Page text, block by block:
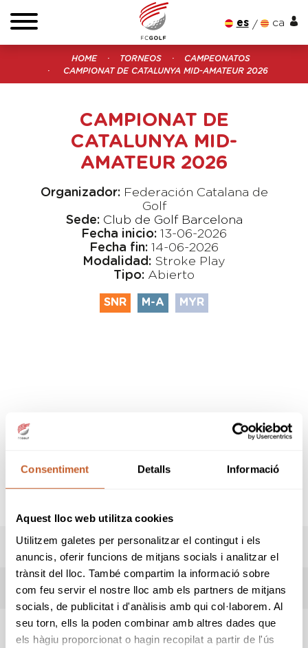
Consentiment Detalls Informació
Aquest lloc web utilitza cookies
Utilitzem galetes per personalitzar el contingut i els
anuncis, oferir funcions de mitjans socials i analitzar el
trànsit del lloc. També compartim la informació sobre
com feu servir el nostre lloc amb els partners de mitjans
socials, de publicitat i d'anàlisis amb qui col·laborem. Al
seu torn, ells la poden combinar amb altres dades que
els hàgiu proporcionat o hagin recopilat a partir de l'ús
es ca
HOME TORNEOS
CAMPEONATOS
CAMPIONAT DE CATALUNYA MID-AMATEUR 2026
CAMPIONAT DE
CATALUNYA MID-
AMATEUR 2026
Organizador: Federación Catalana de
Golf
Sede: Club de Golf Barcelona
Fecha inicio: 13-06-2026
Fecha fin: 14-06-2026
Modalidad: Stroke Play
Tipo: Abierto
SNR M-A MYR
Recorrido.
PREMIOS
RESULTADOS
LIVESCORING